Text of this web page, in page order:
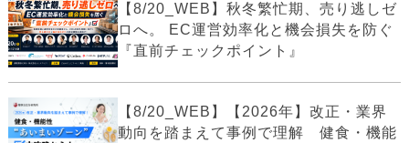
【8/20_WEB】秋冬繁忙期、売り逃しゼ
ロへ。 EC運営効率化と機会損失を防ぐ
『直前チェックポイント』
【8/20_WEB】【2026年】改正・業界
動向を踏まえて事例で理解 健食・機能